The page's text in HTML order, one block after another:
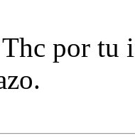
por tu